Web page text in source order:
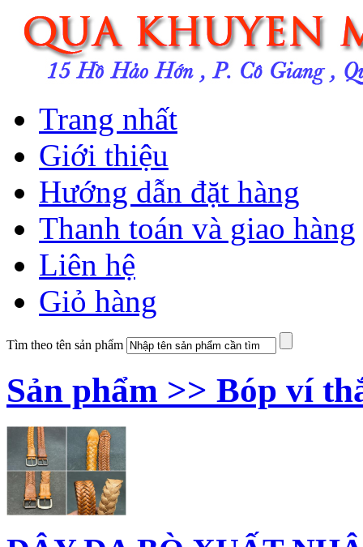
Trang nhất
Giới thiệu
Hướng dẫn đặt hàng
Thanh toán và giao hàng
Liên hệ
Giỏ hàng
Tìm theo tên sản phẩm
Sản phẩm >> Bóp ví